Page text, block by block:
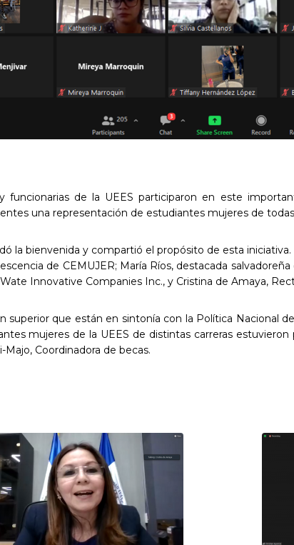
funcionarias de la UEES participaron en este
una representación de estudiantes mujeres de
la bienvenida y compartió el propósito de esta
de CEMUJER; María Ríos, destacada
Innovative Companies Inc., y Cristina de Amaya,
superior que están en sintonía con la Política Nacional
mujeres de la UEES de distintas carreras
Coordinadora de becas.